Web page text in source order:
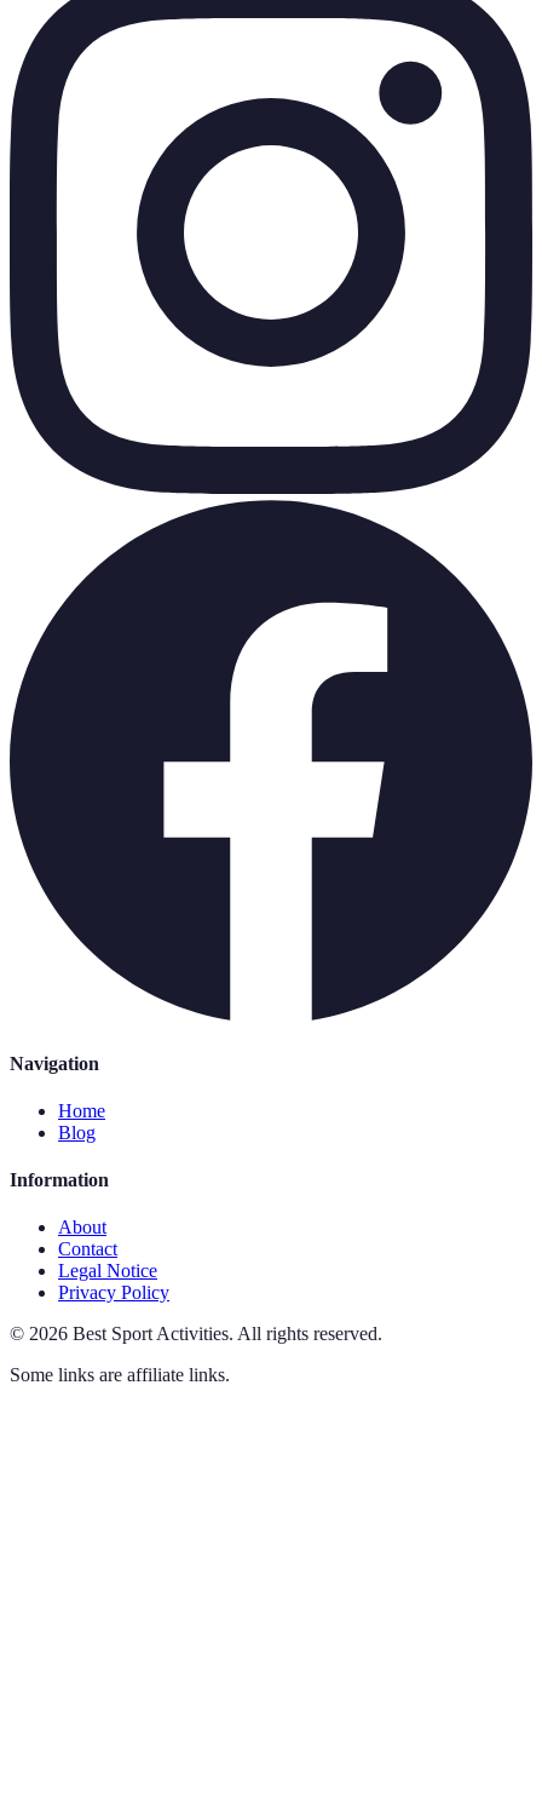
Navigation
Home
Blog
Information
About
Contact
Legal Notice
Privacy Policy
© 2026 Best Sport Activities. All rights reserved.
Some links are affiliate links.